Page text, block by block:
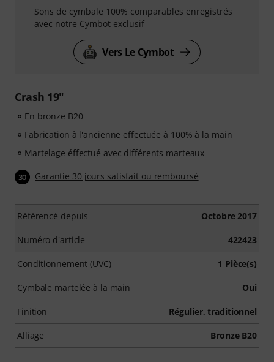
Sons de cymbale 100% comparables enregistrés
avec notre Cymbot exclusif
Vers Le Cymbot
Crash 19"
En bronze B20
Fabrication à l'ancienne effectuée à 100% à la main
Martelage éffectué avec différents marteaux
30 Garantie 30 jours satisfait ou remboursé
Référencé depuis Octobre 2017
Numéro d'article 422423
Conditionnement (UVC) 1 Pièce(s)
Cymbale martelée à la main Oui
Finition Régulier, traditionnel
Alliage Bronze B20